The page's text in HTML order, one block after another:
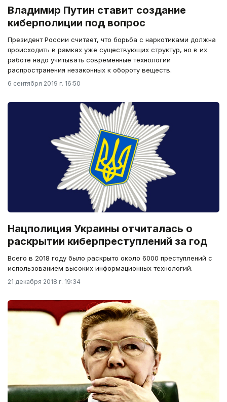
Владимир Путин ставит создание
киберполиции под вопрос
Президент России считает, что борьба с наркотиками должна
происходить в рамках уже существующих структур, но в их
работе надо учитывать современные технологии
распространения незаконных к обороту веществ.
6 сентября 2019 г. 16:50
Нацполиция Украины отчиталась о
раскрытии киберпреступлений за год
Всего в 2018 году было раскрыто около 6000 преступлений с
использованием высоких информационных технологий.
21 декабря 2018 г. 19:34